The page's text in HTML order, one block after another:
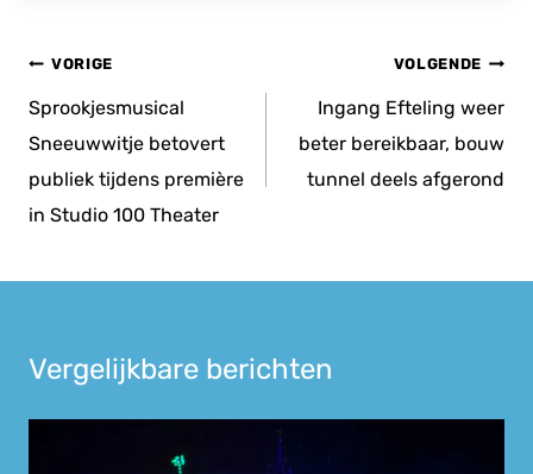
Bericht
navigatie
VORIGE
Sprookjesmusical
Sneeuwwitje betovert
publiek tijdens première
in Studio 100 Theater
VOLGENDE
Ingang Efteling weer
beter bereikbaar, bouw
tunnel deels afgerond
Vergelijkbare berichten